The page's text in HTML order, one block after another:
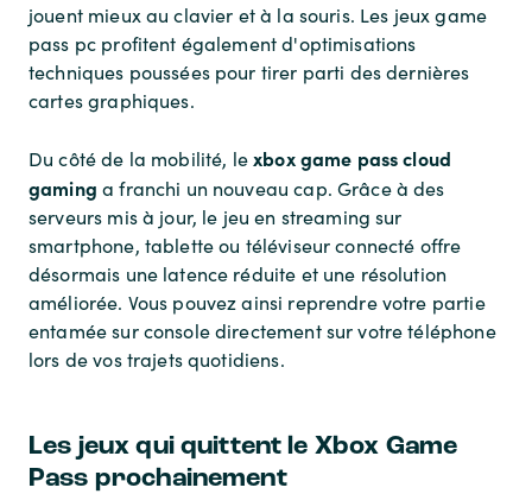
jouent mieux au clavier et à la souris. Les jeux game
pass pc profitent également d'optimisations
techniques poussées pour tirer parti des dernières
cartes graphiques.
Du côté de la mobilité, lexbox game pass cloud
gaming a franchi un nouveau cap. Grâce à des
serveurs mis à jour, le jeu en streaming sur
smartphone, tablette ou téléviseur connecté offre
désormais une latence réduite et une résolution
améliorée. Vous pouvez ainsi reprendre votre partie
entamée sur console directement sur votre téléphone
lors de vos trajets quotidiens.
Les jeux qui quittent le Xbox Game
Pass prochainement